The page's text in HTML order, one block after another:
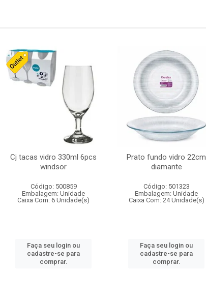
Cj tacas vidro 330ml 6pcs
windsor
Código: 500859
Embalagem: Unidade
Caixa Com: 6 Unidade(s)
Faça seu login ou
cadastre-se para
comprar.
Prato fundo vidro 22cm
diamante
Código: 501323
Embalagem: Unidade
Caixa Com: 24 Unidade(s)
Faça seu login ou
cadastre-se para
comprar.